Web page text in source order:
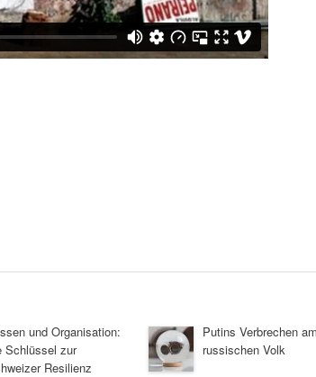
und Organisation:
Schlüssel zur
Resilienz
Putins Verbrechen am
russischen Volk